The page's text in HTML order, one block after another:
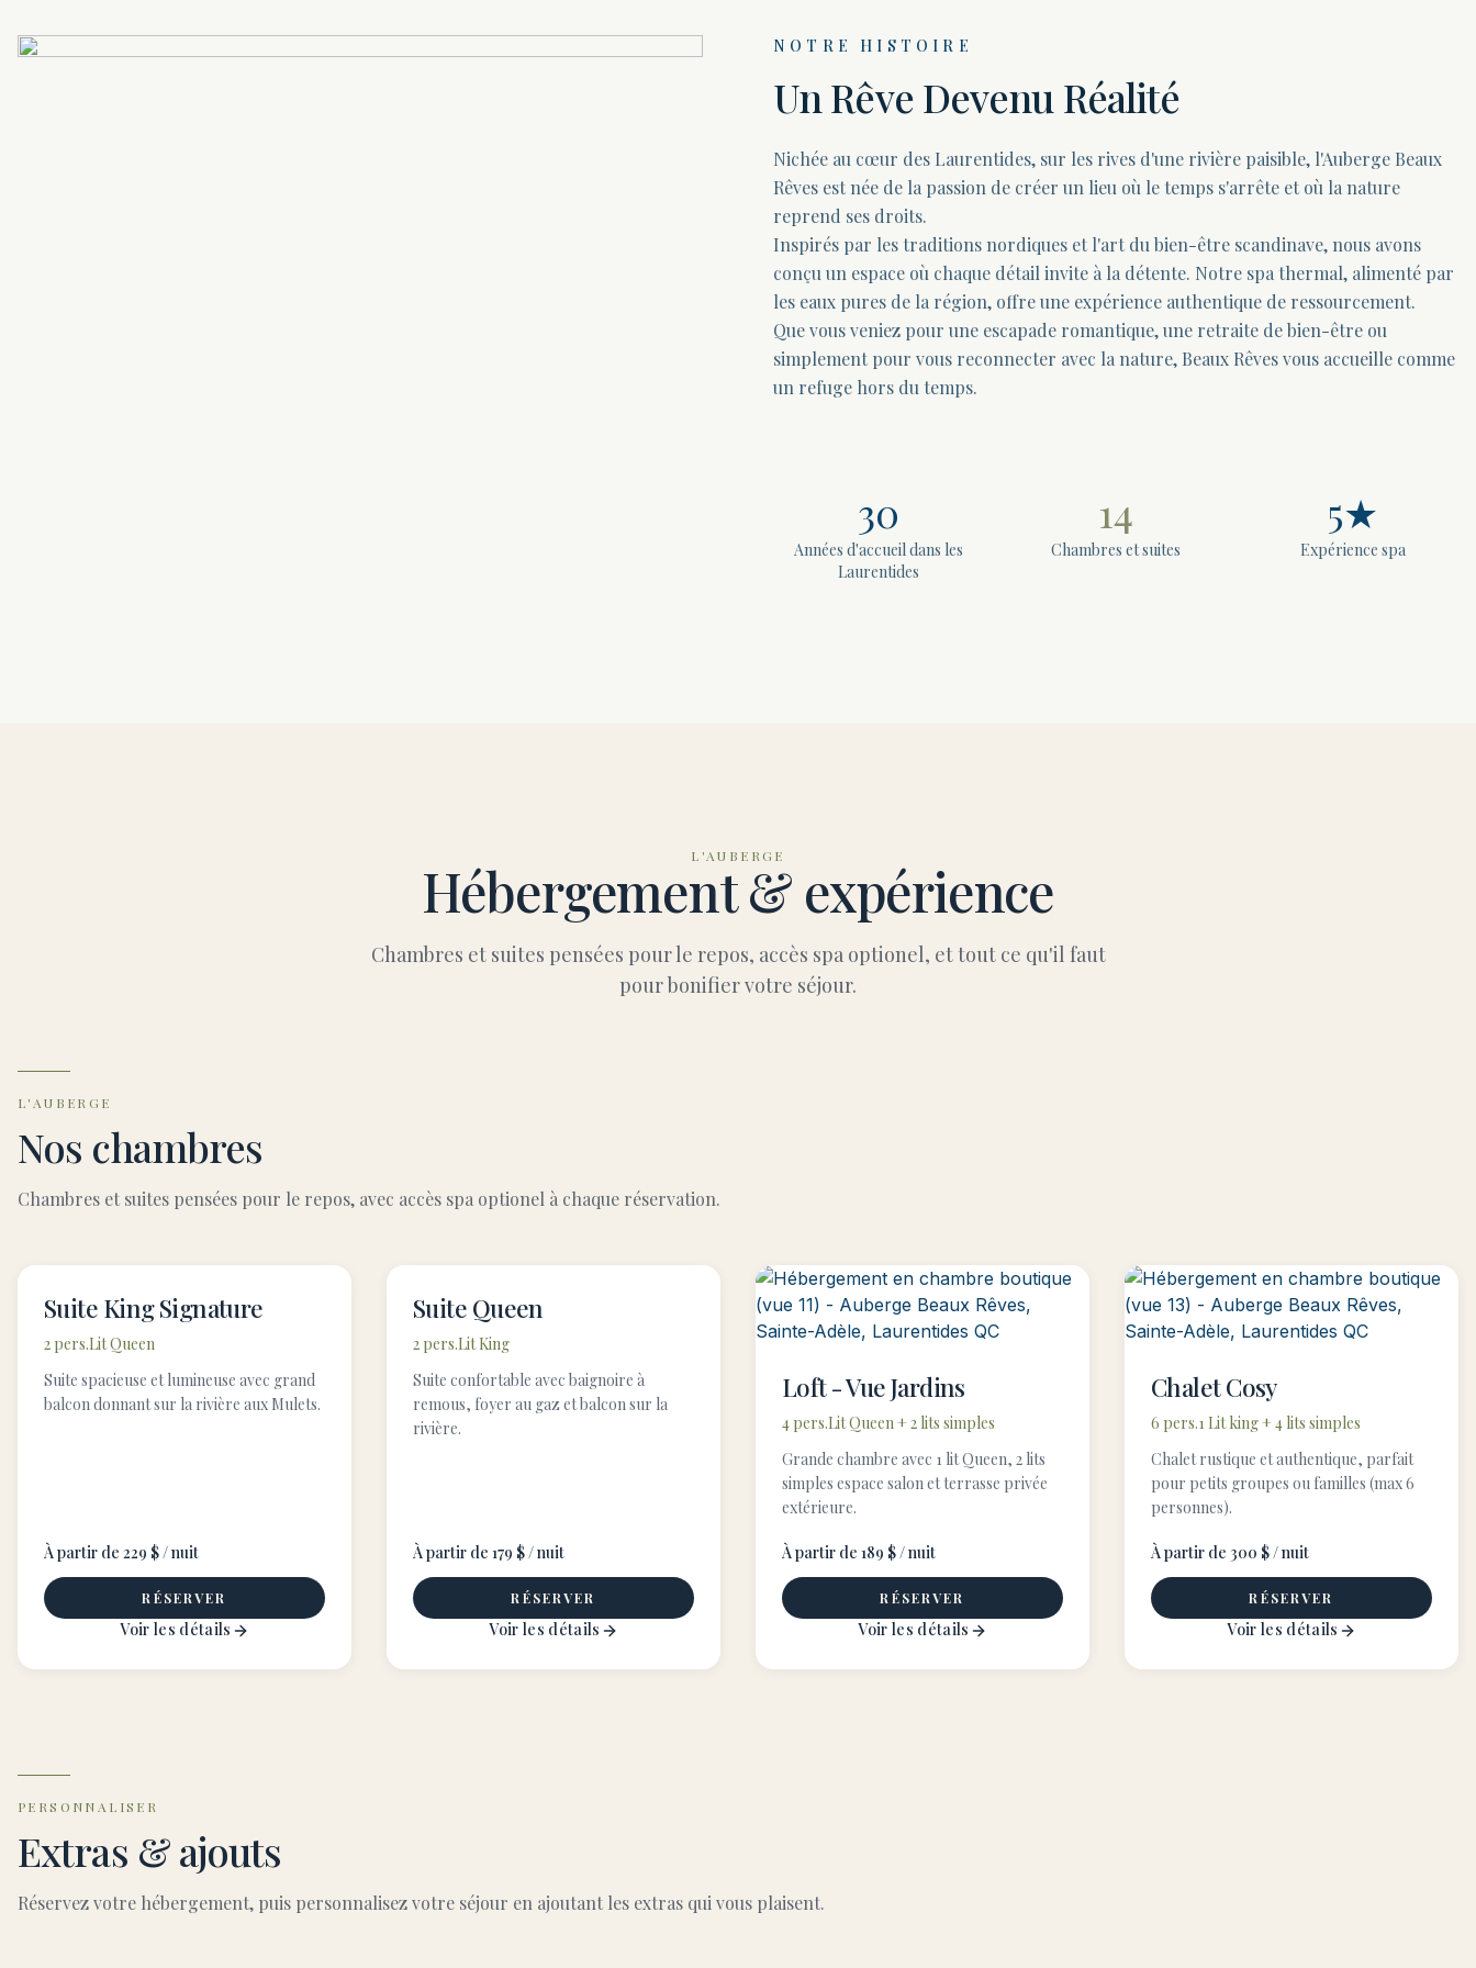
NOTRE HISTOIRE
Un Rêve Devenu Réalité
Nichée au cœur des Laurentides, sur les rives d'une rivière paisible, l'Auberge Beaux
Rêves est née de la passion de créer un lieu où le temps s'arrête et où la nature
reprend ses droits.
Inspirés par les traditions nordiques et l'art du bien-être scandinave, nous avons
conçu un espace où chaque détail invite à la détente. Notre spa thermal, alimenté par
les eaux pures de la région, offre une expérience authentique de ressourcement.
Que vous veniez pour une escapade romantique, une retraite de bien-être ou
simplement pour vous reconnecter avec la nature, Beaux Rêves vous accueille comme
un refuge hors du temps.
30
Années d'accueil dans les
Laurentides
14
Chambres et suites
5★
Expérience spa
L'AUBERGE
Hébergement & expérience
Chambres et suites pensées pour le repos, accès spa optionel, et tout ce qu'il faut
pour bonifier votre séjour.
L'AUBERGE
Nos chambres
Chambres et suites pensées pour le repos, avec accès spa optionel à chaque réservation.
Suite King Signature
2 pers.Lit Queen
Suite spacieuse et lumineuse avec grand
balcon donnant sur la rivière aux Mulets.
À partir de 229 $ / nuit
RÉSERVER
Voir les détails
Suite Queen
2 pers.Lit King
Suite confortable avec baignoire à
remous, foyer au gaz et balcon sur la
rivière.
À partir de 179 $ / nuit
RÉSERVER
Voir les détails
Loft - Vue Jardins
4 pers.Lit Queen + 2 lits simples
Grande chambre avec 1 lit Queen, 2 lits
simples espace salon et terrasse privée
extérieure.
À partir de 189 $ / nuit
RÉSERVER
Voir les détails
Chalet Cosy
6 pers.1 Lit king + 4 lits simples
Chalet rustique et authentique, parfait
pour petits groupes ou familles (max 6
personnes).
À partir de 300 $ / nuit
RÉSERVER
Voir les détails
PERSONNALISER
Extras & ajouts
Réservez votre hébergement, puis personnalisez votre séjour en ajoutant les extras qui vous plaisent.